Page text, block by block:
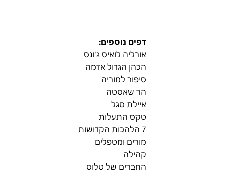
דפים נוספים:
אורליה לואיס ג'ונס
הכהן הגדול אדמה
סיפור למוריה
הר שאסטה
איילת סגל
טקס התעלות
7 הלהבות הקדושות
מורים ומטפלים
קהילה
החברים של טלוס